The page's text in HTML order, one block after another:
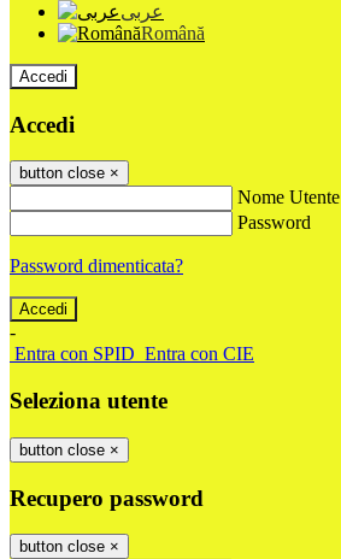
عربى
Română
Accedi
Accedi
button close ×
Nome Utente
Password
Password dimenticata?
-
Entra con SPID Entra con CIE
Seleziona utente
button close ×
Recupero password
button close ×